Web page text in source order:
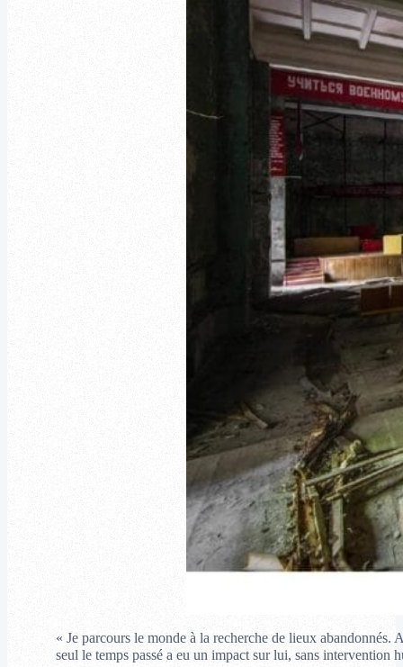
« Je parcours le monde à la recherche de lieux
seul le temps passé a eu un impact sur lui, sans